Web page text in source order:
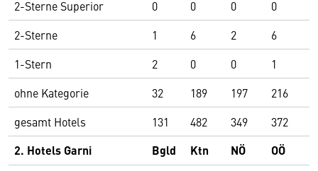
2-Sterne Superior
0 0 0 0
2-Sterne
1 6 2 6
1-Stern
2 0 0 1
ohne Kategorie
32 189 197 216
gesamt Hotels
131 482 349 372
2. Hotels Garni Bgld Ktn NÖ OÖ